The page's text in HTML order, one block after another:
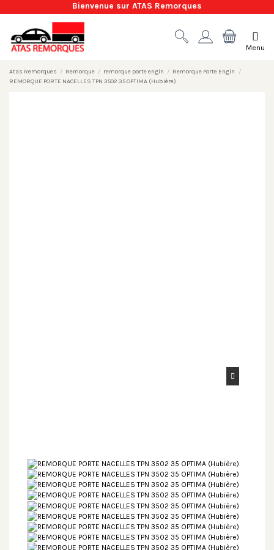
Bienvenue sur ATAS Remorques
Menu
Atas Remorques Remorque remorque porte engin
Remorque Porte Engin
REMORQUE PORTE NACELLES TPN 3502 35 OPTIMA (Hubière)